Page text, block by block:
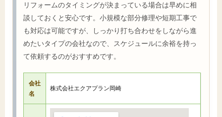
リフォームのタイミングが決まっている場合は早めに相
談しておくと安心です。小規模な部分修理や短期工事で
も対応は可能ですが、しっかり打ち合わせをしながら進
めたいタイプの会社なので、スケジュールに余裕を持っ
て依頼するのがおすすめです。
会社
名
株式会社エクアプラン岡崎